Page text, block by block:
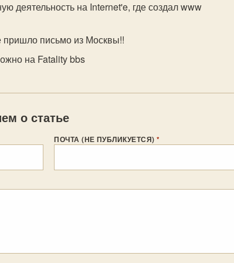
деятельность на Internet'e, где создал www
пришло письмо из Москвы!!
на Fatality bbs
о статье
ПОЧТА (НЕ ПУБЛИКУЕТСЯ)*